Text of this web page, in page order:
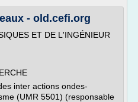
- old.cefi.org
ET DE L'INGÉNIEUR
inter actions ondes-
(UMR 5501) (responsable